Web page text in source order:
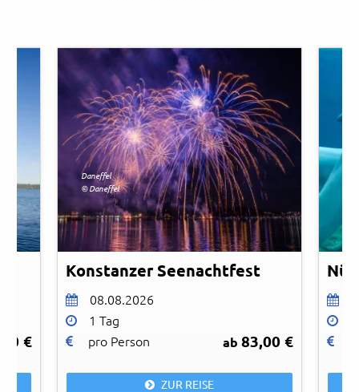
€
Daneffel
© Daneffel
Konstanzer Seenachtfest
08.08.2026
1 Tag
pro Person
ab83,00 €
ZUR REISE